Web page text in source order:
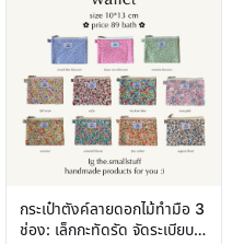
กระเป๋าตังค์ลายดอกไม้ทำมือ 3
ช่อง: เล็กกะทัดรัด จัดระเบียบ